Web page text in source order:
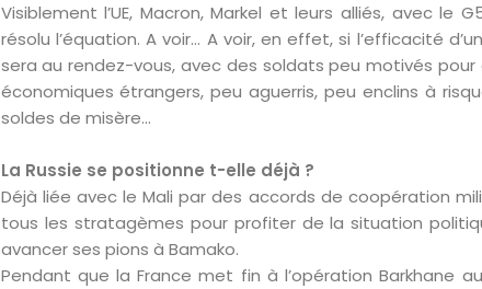
Visiblement l’UE, Macron, Markel et leurs alliés, avec le
résolu l’équation. A voir… A voir, en effet, si l’efficacité
sera au rendez-vous, avec des soldats peu motivés
économiques étrangers, peu aguerris, peu enclins à
soldes de misère…
La Russie se positionne t-elle déjà ?
Déjà liée avec le Mali par des accords de coopération
tous les stratagèmes pour profiter de la situation
avancer ses pions à Bamako.
Pendant que la France met fin à l’opération Barkhane